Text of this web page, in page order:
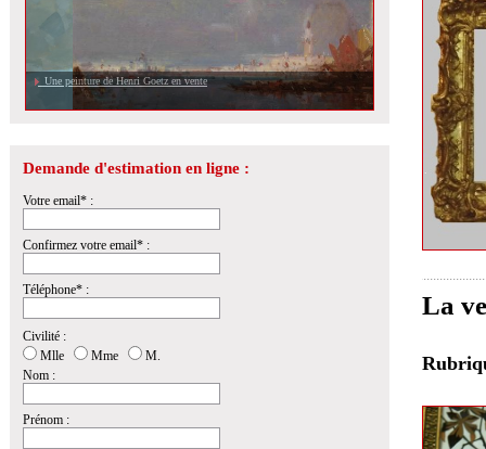
Une peinture de Henri Goetz en vente
Demande d'estimation en ligne :
Votre email* :
Confirmez votre email* :
Téléphone* :
Civilité :
Mlle
Mme
M.
Nom :
Prénom :
La